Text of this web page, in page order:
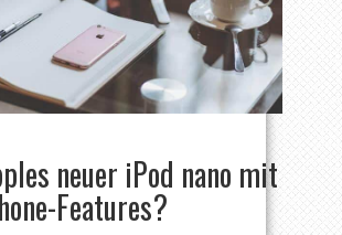
neuer iPod nano mit
Features?